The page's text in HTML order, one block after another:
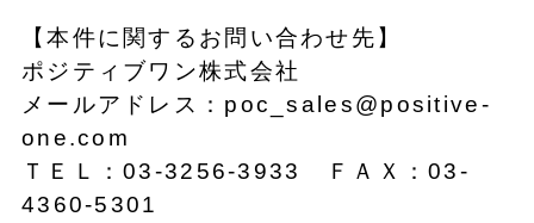
【本件に関するお問い合わせ先】
ポジティブワン株式会社
メールアドレス：poc_sales@positive-
one.com
ＴＥＬ：03-3256-3933 ＦＡＸ：03-
4360-5301